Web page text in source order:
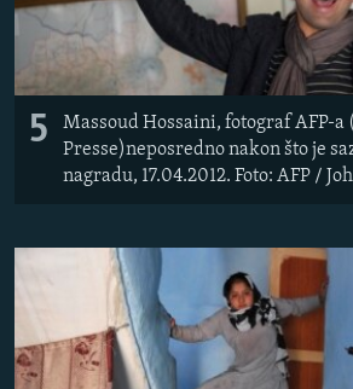
5
Massoud Hossaini, fotograf AFP-a
Presse)neposredno nakon što je
nagradu, 17.04.2012. Foto: AFP /